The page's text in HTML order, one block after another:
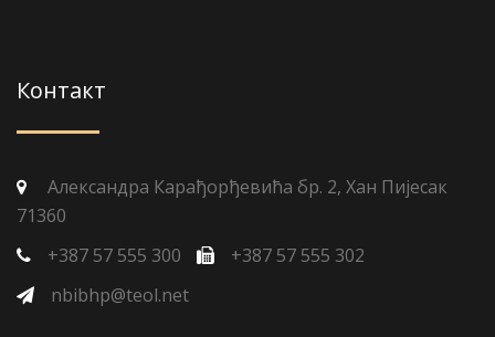
Контакт
Александра Карађорђевића бр. 2, Хан Пијесак
71360
+387 57 555 300
+387 57 555 302
nbibhp@teol.net